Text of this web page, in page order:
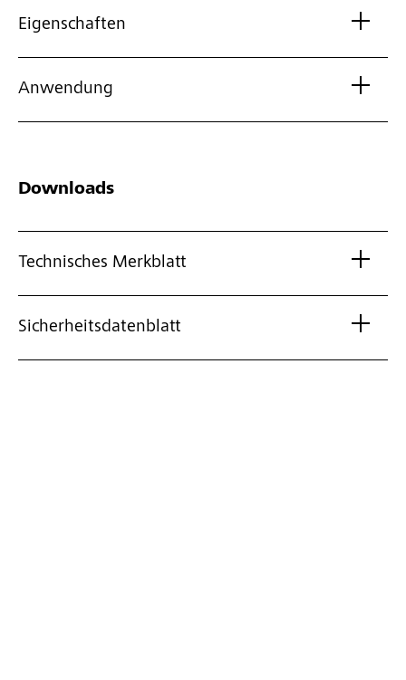
Eigenschaften
Anwendung
Downloads
Technisches Merkblatt
Sicherheitsdatenblatt